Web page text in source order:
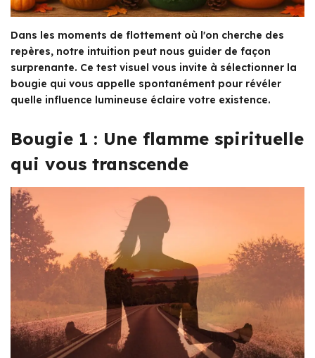
Dans les moments de flottement où l'on cherche des
repères, notre intuition peut nous guider de façon
surprenante. Ce test visuel vous invite à sélectionner la
bougie qui vous appelle spontanément pour révéler
quelle influence lumineuse éclaire votre existence.
Bougie 1 : Une flamme spirituelle
qui vous transcende